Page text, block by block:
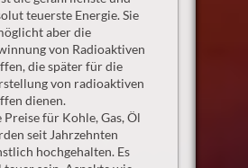
teuerste Energie. Sie
aber die
von Radioaktiven
die später für die
von radioaktiven
dienen.
Preise für Kohle, Gas, Öl
seit Jahrzehnten
hochgehalten. Es